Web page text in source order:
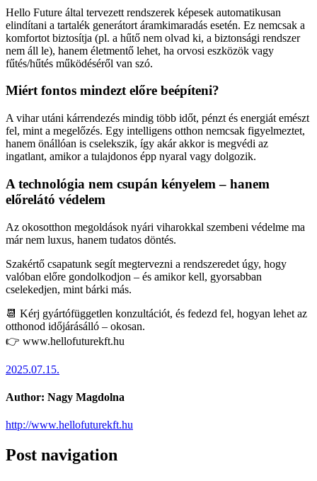
Hello Future által tervezett rendszerek képesek automatikusan
elindítani a tartalék generátort áramkimaradás esetén. Ez nemcsak a
komfortot biztosítja (pl. a hűtő nem olvad ki, a biztonsági rendszer
nem áll le), hanem életmentő lehet, ha orvosi eszközök vagy
fűtés/hűtés működéséről van szó.
Miért fontos mindezt előre beépíteni?
A vihar utáni kárrendezés mindig több időt, pénzt és energiát emészt
fel, mint a megelőzés. Egy intelligens otthon nemcsak figyelmeztet,
hanem önállóan is cselekszik, így akár akkor is megvédi az
ingatlant, amikor a tulajdonos épp nyaral vagy dolgozik.
A technológia nem csupán kényelem – hanem
előrelátó védelem
Az okosotthon megoldások nyári viharokkal szembeni védelme ma
már nem luxus, hanem tudatos döntés.
Szakértő csapatunk segít megtervezni a rendszeredet úgy, hogy
valóban előre gondolkodjon – és amikor kell, gyorsabban
cselekedjen, mint bárki más.
📆 Kérj gyártófüggetlen konzultációt, és fedezd fel, hogyan lehet az
otthonod időjárásálló – okosan.
👉 www.hellofuturekft.hu
2025.07.15.
Author: Nagy Magdolna
http://www.hellofuturekft.hu
Post navigation